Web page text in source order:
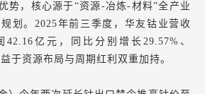
势，核心源于“资源-冶炼-材料”全产业
划。2025年前三季度，华友钴业营收
42.16亿元，同比分别增长29.57%、
于资源布局与周期红利双重加持。